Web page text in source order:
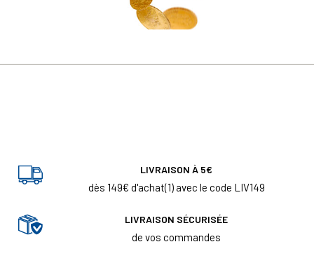
LIVRAISON À 5€
dès 149€ d'achat(1) avec le code LIV149
LIVRAISON SÉCURISÉE
de vos commandes